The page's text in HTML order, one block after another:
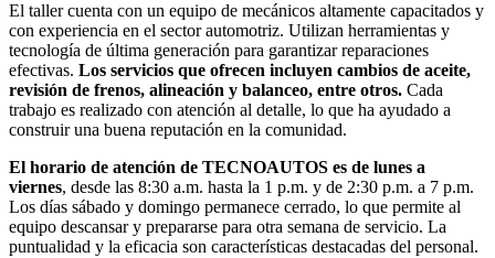
El taller cuenta con un equipo de mecánicos altamente capacitados y
con experiencia en el sector automotriz. Utilizan herramientas y
tecnología de última generación para garantizar reparaciones
efectivas. Los servicios que ofrecen incluyen cambios de aceite,
revisión de frenos, alineación y balanceo, entre otros. Cada
trabajo es realizado con atención al detalle, lo que ha ayudado a
construir una buena reputación en la comunidad.
El horario de atención de TECNOAUTOS es de lunes a
viernes, desde las 8:30 a.m. hasta la 1 p.m. y de 2:30 p.m. a 7 p.m.
Los días sábado y domingo permanece cerrado, lo que permite al
equipo descansar y prepararse para otra semana de servicio. La
puntualidad y la eficacia son características destacadas del personal.